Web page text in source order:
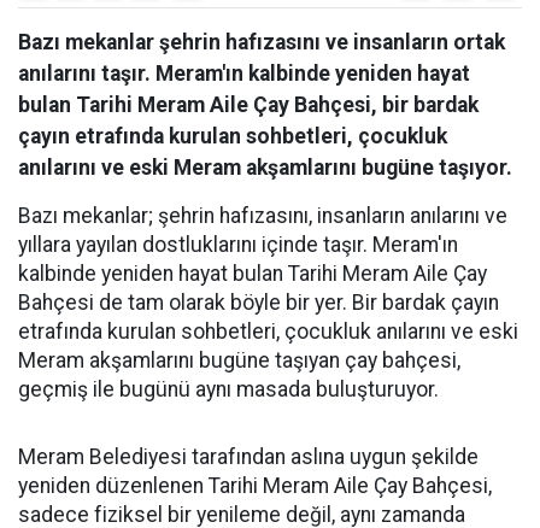
Bazı mekanlar şehrin hafızasını ve insanların ortak
anılarını taşır. Meram'ın kalbinde yeniden hayat
bulan Tarihi Meram Aile Çay Bahçesi, bir bardak
çayın etrafında kurulan sohbetleri, çocukluk
anılarını ve eski Meram akşamlarını bugüne taşıyor.
Bazı mekanlar; şehrin hafızasını, insanların anılarını ve
yıllara yayılan dostluklarını içinde taşır. Meram'ın
kalbinde yeniden hayat bulan Tarihi Meram Aile Çay
Bahçesi de tam olarak böyle bir yer. Bir bardak çayın
etrafında kurulan sohbetleri, çocukluk anılarını ve eski
Meram akşamlarını bugüne taşıyan çay bahçesi,
geçmiş ile bugünü aynı masada buluşturuyor.
Meram Belediyesi tarafından aslına uygun şekilde
yeniden düzenlenen Tarihi Meram Aile Çay Bahçesi,
sadece fiziksel bir yenileme değil, aynı zamanda